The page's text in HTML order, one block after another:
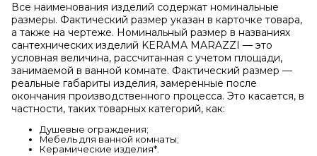
Все наименования изделий содержат номинальные
размеры. Фактический размер указан в карточке товара,
а также на чертеже. Номинальный размер в названиях
сантехнических изделий KERAMA MARAZZI — это
условная величина, рассчитанная с учетом площади,
занимаемой в ванной комнате. Фактический размер —
реальные габариты изделия, замеренные после
окончания производственного процесса. Это касается, в
частности, таких товарных категорий, как:
Душевые ограждения;
Мебель для ванной комнаты;
Керамические изделия*.